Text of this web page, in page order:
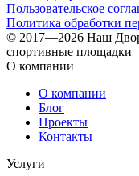
Пользовательское
Политика обработки
© 2017—2026 Наш
спортивные площадки
О компании
О компании
Блог
Проекты
Контакты
Услуги